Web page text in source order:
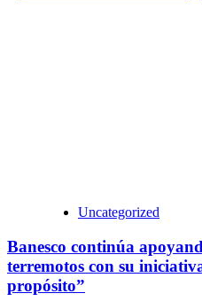
Uncategorized
Banesco continúa
terremotos con su
propósito”